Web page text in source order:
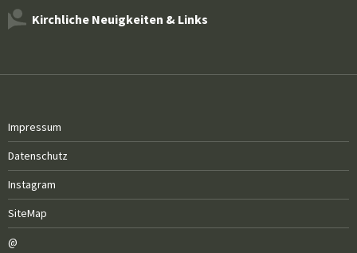
Kirchliche Neuigkeiten & Links
Impressum
Datenschutz
Instagram
SiteMap
@